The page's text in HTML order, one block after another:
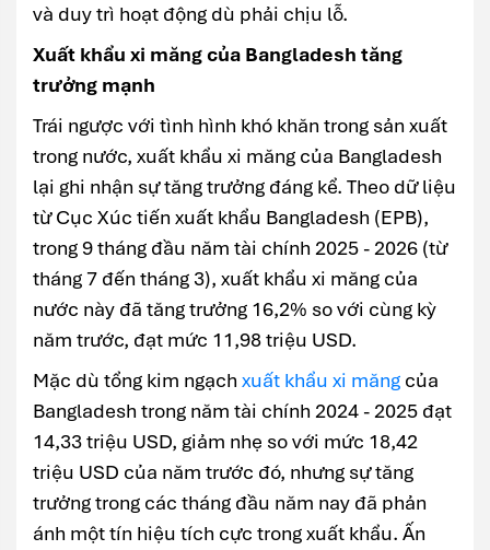
và duy trì hoạt động dù phải chịu lỗ.
Xuất khẩu xi măng của Bangladesh tăng
trưởng mạnh
Trái ngược với tình hình khó khăn trong sản xuất
trong nước, xuất khẩu xi măng của Bangladesh
lại ghi nhận sự tăng trưởng đáng kể. Theo dữ liệu
từ Cục Xúc tiến xuất khẩu Bangladesh (EPB),
trong 9 tháng đầu năm tài chính 2025 - 2026 (từ
tháng 7 đến tháng 3), xuất khẩu xi măng của
nước này đã tăng trưởng 16,2% so với cùng kỳ
năm trước, đạt mức 11,98 triệu USD.
Mặc dù tổng kim ngạch xuất khẩu xi măng của
Bangladesh trong năm tài chính 2024 - 2025 đạt
14,33 triệu USD, giảm nhẹ so với mức 18,42
triệu USD của năm trước đó, nhưng sự tăng
trưởng trong các tháng đầu năm nay đã phản
ánh một tín hiệu tích cực trong xuất khẩu. Ấn